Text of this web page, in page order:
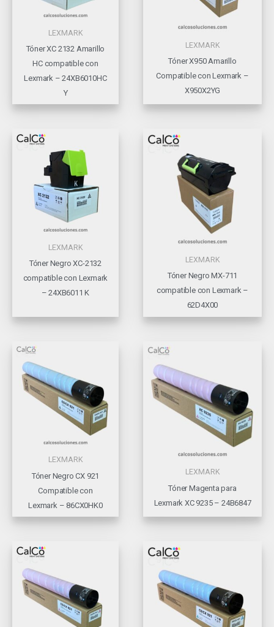
LEXMARK
Tóner XC 2132 Amarillo
HC compatible con
Lexmark – 24XB6010HC
Y
LEXMARK
Tóner X950 Amarillo
Compatible con Lexmark –
X950X2YG
LEXMARK
Tóner Negro XC-2132
compatible con Lexmark
– 24XB6011 K
LEXMARK
Tóner Negro MX-711
compatible con Lexmark –
62D4X00
LEXMARK
Tóner Negro CX 921
Compatible con
Lexmark – 86CX0HK0
LEXMARK
Tóner Magenta para
Lexmark XC 9235 – 24B6847